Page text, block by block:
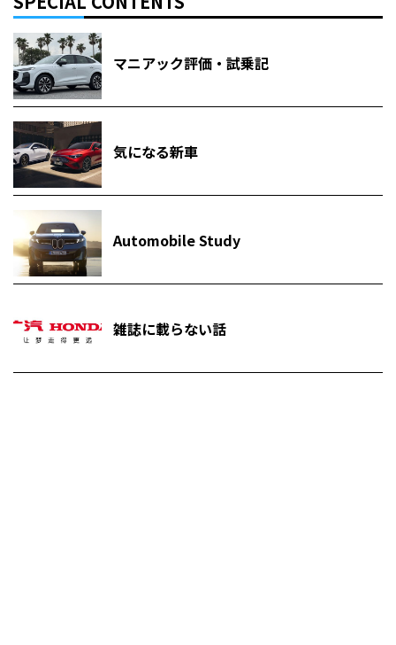
マニアック評価・試乗記
気になる新車
Automobile Study
雑誌に載らない話